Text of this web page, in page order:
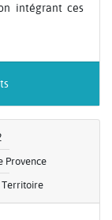
intégrant ces
Provence
Territoire